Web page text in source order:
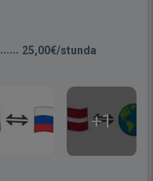
25,00€/stunda
+1